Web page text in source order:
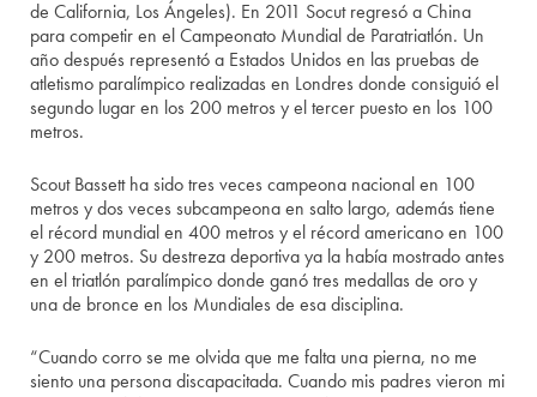
de California, Los Ángeles). En 2011 Socut regresó a China
para competir en el Campeonato Mundial de Paratriatlón. Un
año después representó a Estados Unidos en las pruebas de
atletismo paralímpico realizadas en Londres donde consiguió el
segundo lugar en los 200 metros y el tercer puesto en los 100
metros.
Scout Bassett ha sido tres veces campeona nacional en 100
metros y dos veces subcampeona en salto largo, además tiene
el récord mundial en 400 metros y el récord americano en 100
y 200 metros. Su destreza deportiva ya la había mostrado antes
en el triatlón paralímpico donde ganó tres medallas de oro y
una de bronce en los Mundiales de esa disciplina.
“Cuando corro se me olvida que me falta una pierna, no me
siento una persona discapacitada. Cuando mis padres vieron mi